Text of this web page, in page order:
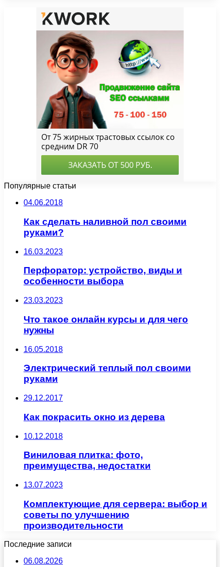
Популярные статьи
04.06.2018
Как сделать наливной пол своими
руками?
16.03.2023
Перфоратор: устройство, виды и
особенности выбора
23.03.2023
Что такое онлайн курсы и для чего
нужны
16.05.2018
Электрический теплый пол своими
руками
29.12.2017
Как покрасить окно из дерева
10.12.2018
Виниловая плитка: фото,
преимущества, недостатки
13.07.2023
Комплектующие для сервера: выбор и
советы по улучшению
производительности
Последние записи
06.08.2026